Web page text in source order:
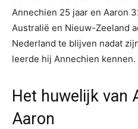
Annechien 25 jaar en Aaron
Australië en Nieuw-Zeeland
Nederland te blijven nadat
leerde hij Annechien kennen.
Het huwelijk van
Aaron